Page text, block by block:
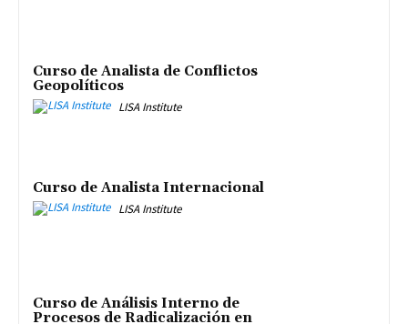
Curso de Analista de Conflictos
Geopolíticos
LISA Institute
Curso de Analista Internacional
LISA Institute
Curso de Análisis Interno de
Procesos de Radicalización en